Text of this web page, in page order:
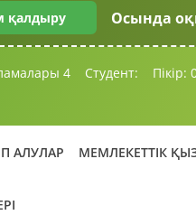
қалдыру Осында
4 Студент: Пікір:
АЛУЛАР МЕМЛЕКЕТТІК